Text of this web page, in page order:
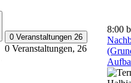
0 Veranstaltungen 26
0 Veranstaltungen, 26
8:00